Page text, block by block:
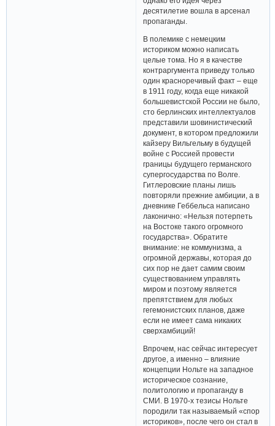
десятилетие вошла в арсенал
пропаганды.
В полемике с немецким
историком можно написать
целые тома. Но я в качестве
контраргумента приведу только
один красноречивый факт – еще
в 1911 году, когда еще никакой
большевистской России не было,
сто берлинских интеллектуалов
представили шовинистический
документ, в котором предложили
кайзеру Вильгельму в будущей
войне с Россией провести
границы будущего германского
супергосударства по Волге.
Гитлеровские планы лишь
повторяли прежние амбиции, а в
дневнике Геббельса написано
лаконично: «Нельзя потерпеть
на Востоке такого огромного
государства». Обратите
внимание: не коммунизма, а
огромной державы, которая до
сих пор не дает самим своим
существованием управлять
миром и поэтому является
препятствием для любых
гегемонистских планов, даже
если не имеет сама никаких
сверхамбиций!
Впрочем, нас сейчас интересует
другое, а именно – влияние
концепции Нольте на западное
историческое сознание,
политологию и пропаганду в
СМИ. В 1970-х тезисы Нольте
породили так называемый «спор
историков», после чего он стал в